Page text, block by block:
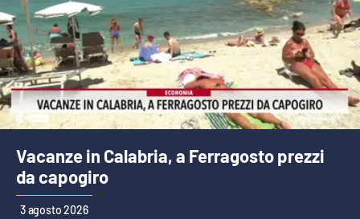
Vacanze in Calabria, a Ferragosto prezzi
da capogiro
3 agosto 2026